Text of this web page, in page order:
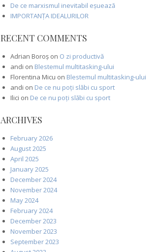
De ce marxismul inevitabil eșuează
IMPORTANȚA IDEALURILOR
RECENT COMMENTS
Adrian Boroșon O zi productivă
andi on Blestemul multitasking-ului
Florentina Micu on Blestemul multitasking-ului
andi on De ce nu poți slăbi cu sport
Ilici on De ce nu poți slăbi cu sport
ARCHIVES
February 2026
August 2025
April 2025
January 2025
December 2024
November 2024
May 2024
February 2024
December 2023
November 2023
September 2023